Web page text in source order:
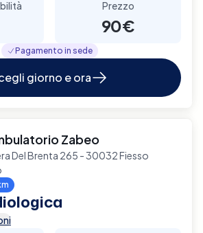
Prezzo
90€
Pagamento in sede
giorno e ora
Zabeo
Del Brenta 265 - 30032 Fiesso